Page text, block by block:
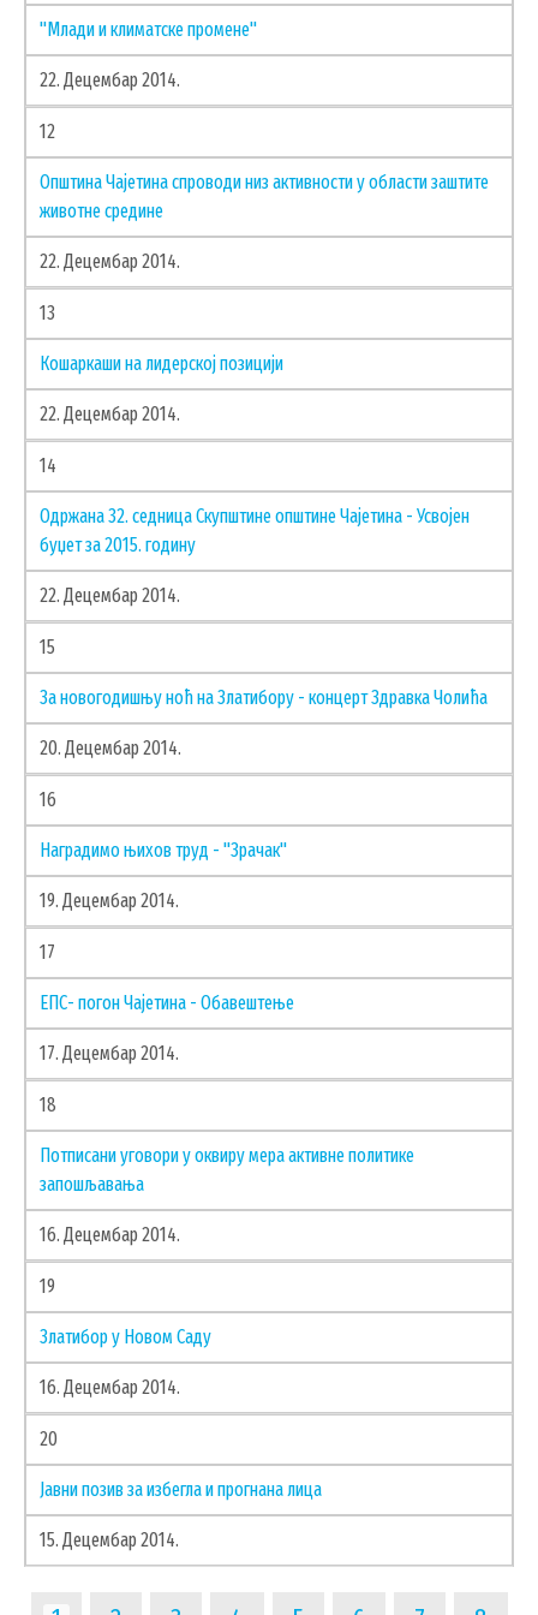
"Млади и климатске промене"
22. Децембар 2014.
12
Општина Чајетина спроводи низ активности у области заштите
животне средине
22. Децембар 2014.
13
Кошаркаши на лидерској позицији
22. Децембар 2014.
14
Одржана 32. седница Скупштине општине Чајетина - Усвојен
буџет за 2015. годину
22. Децембар 2014.
15
За новогодишњу ноћ на Златибору - концерт Здравка Чолића
20. Децембар 2014.
16
Наградимо њихов труд - "Зрачак"
19. Децембар 2014.
17
ЕПС- пoгон Чајетина - Обавештење
17. Децембар 2014.
18
Потписани уговори у оквиру мера активне политике
запошљавања
16. Децембар 2014.
19
Златибор у Новом Саду
16. Децембар 2014.
20
Јавни позив за избегла и прогнана лица
15. Децембар 2014.
Pagination